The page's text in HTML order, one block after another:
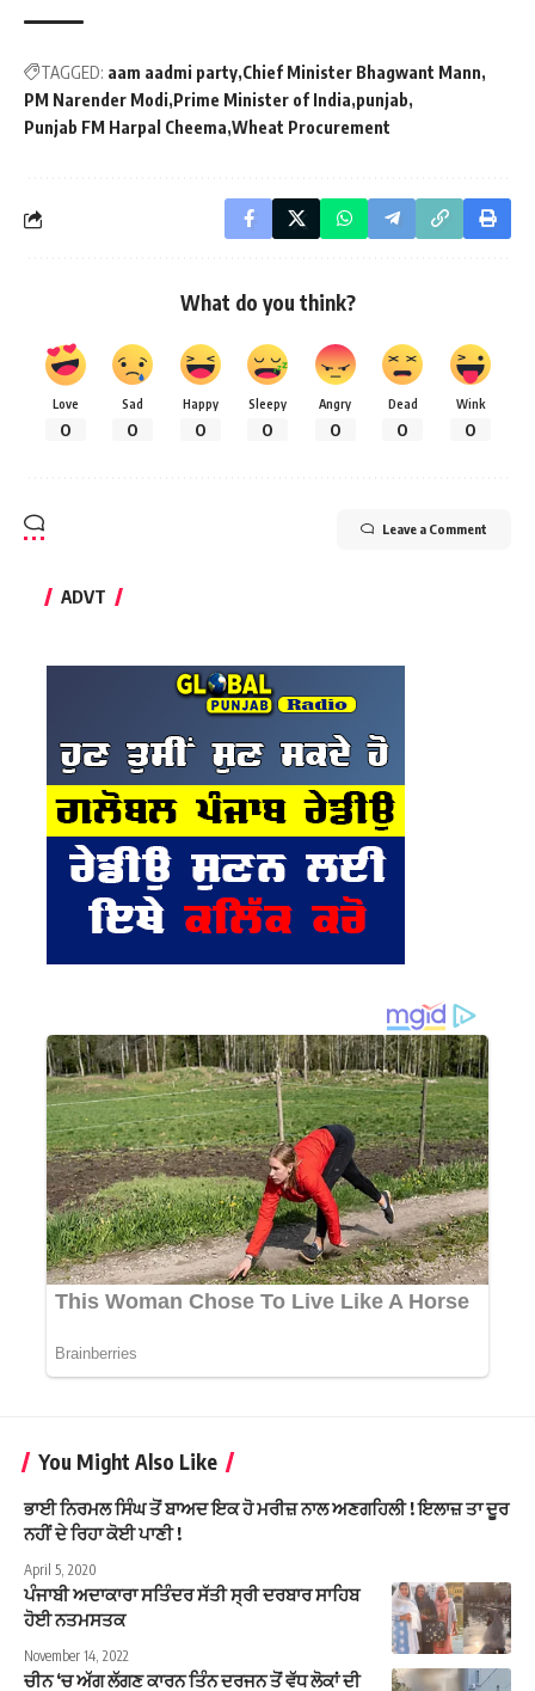
TAGGED: aam aadmi party Chief Minister Bhagwant Mann
PM Narender Modi Prime Minister of India punjab
Punjab FM Harpal Cheema Wheat Procurement
What do you think?
Love
0
Sad
0
Happy
0
Sleepy
0
Angry
0
Dead
0
Wink
0
Leave a Comment
ADVT
You Might Also Like
ਭਾਈ ਨਿਰਮਲ ਸਿੰਘ ਤੋਂ ਬਾਅਦ ਇਕ ਹੋ ਮਰੀਜ਼ ਨਾਲ ਅਣਗਹਿਲੀ ! ਇਲਾਜ਼ ਤਾ ਦੂਰ
ਨਹੀਂ ਦੇ ਰਿਹਾ ਕੋਈ ਪਾਣੀ !
April 5, 2020
ਪੰਜਾਬੀ ਅਦਾਕਾਰਾ ਸਤਿੰਦਰ ਸੱਤੀ ਸ੍ਰੀ ਦਰਬਾਰ ਸਾਹਿਬ
ਹੋਈ ਨਤਮਸਤਕ
November 14, 2022
ਚੀਨ ‘ਚ ਅੱਗ ਲੱਗਣ ਕਾਰਨ ਤਿੰਨ ਦਰਜਨ ਤੋਂ ਵੱਧ ਲੋਕਾਂ ਦੀ